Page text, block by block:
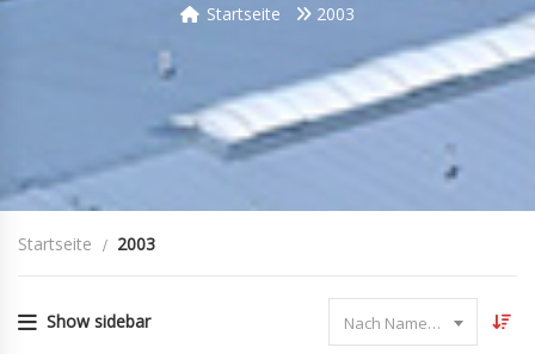
Startseite 2003
Startseite 2003
Show sidebar Nach Name sortieren